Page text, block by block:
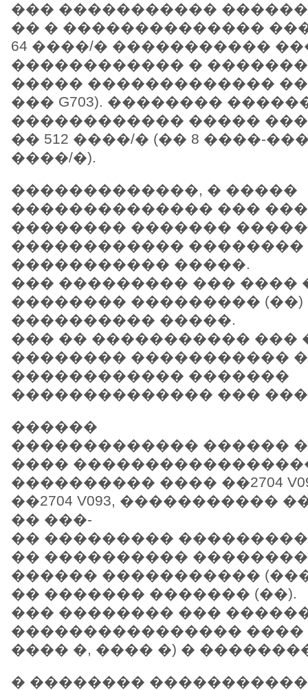
��� �����������
�� � ��������������
64 ����/� �����������
������������ �
����� �������������
��� G703). ��������
������������ �����
�� 512 ����/� (�� 8 ����-
����/�).
�������������, � �����
�������������� ���
�������� �������
������������
����������� �����.
��� ��������� ��� ����
�������� ��������� (��)
���������� �����.
��� �� ����������� ���
�������� �����������
������������ �������
�������������� ���
������
������������� ������
����
���������� ���� ��2704
��2704 V093, �����������
�� ���-
�� ���������
�� ����������
������ �����������
�� ������� ������� (��).
��� �������� ���
���������������� ����
���� �, ���� �) �
� ��������